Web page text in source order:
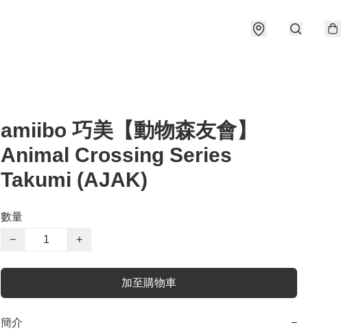
amiibo 巧美【動物森友會】
Animal Crossing Series
Takumi (AJAK)
數量
−
+
加至購物車
簡介 −